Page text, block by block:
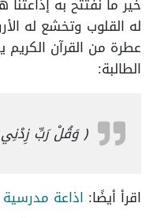
له القلوب وتخشع له
عطرة من القرآن
الطالبة:
﴿ وَقُلْ رَبِّ زِدْنِي
اقرأ أيضًا: اذاعة